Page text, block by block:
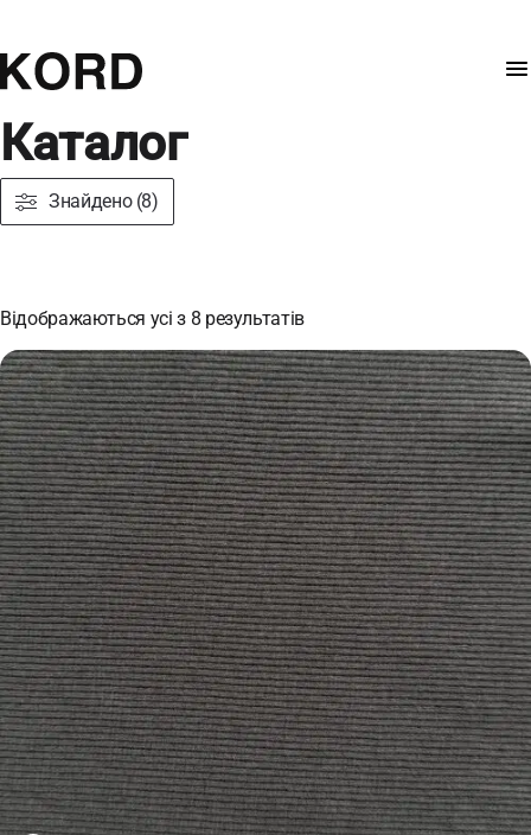
Каталог
Знайдено (8)
Відображаються усі з 8 результатів